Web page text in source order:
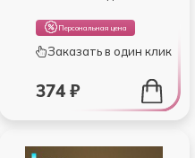
Персональная цена
Заказать в один клик
374 ₽